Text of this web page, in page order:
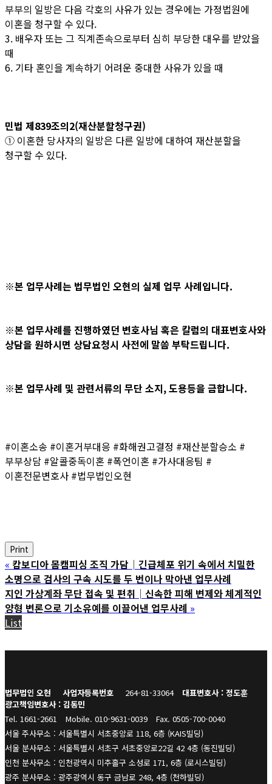
부부의 일방은 다음 각호의 사유가 있는 경우에는 가정법원에
이혼을 청구할 수 있다.
3. 배우자 또는 그 직계존속으로부터 심히 부당한 대우를 받았을
때
6. 기타 혼인을 계속하기 어려운 중대한 사유가 있을 때
민법 제839조의2(재산분할청구권)
① 이혼한 당사자의 일방은 다른 일방에 대하여 재산분할을
청구할 수 있다.
※본 업무사례는 법무법인 오현의 실제 업무 사례입니다.
※본 업무사례를 진행하였던 변호사님 혹은 칼럼의 대표변호사와
상담을 원하시면 상담요청시 사전에 말씀 부탁드립니다.
※본 업무사례 및 관련서류의 무단 소지, 도용등을 금합니다.
#이혼소송 #이혼거부대응 #화해권고결정 #재산분할승소 #
부부상담 #알콜중독이혼 #폭언이혼 #가사대응팀 #
이혼전문변호사 #법무법인오현
Print
« 캄보디아 몸캠피싱 조직 가담│긴급체포 위기 속에서 치밀한
소명으로 검사의 구속 시도를 두 번이나 막아낸 업무사례
지인 가상계좌 무단 접속 및 편취│신속한 피해 변제와 체계적인
양형 변론으로 기소유예를 이끌어낸 업무사례 »
List
법무법인 오현 사업자등록번호 264-81-33064
대표변호사 : 정도훈
광고책임변호사 : 김동민
Tel. 1661-2661
Mobile. 010-9631-0039
Fax. 0505-700-0040
서울 주사무소 : 서울특별시 서초중앙로 118, 6층 (KAIS빌딩)
서울 분사무소 : 서울특별시 서초구 서초중앙로22길 42 4층 (동진빌딩)
인천 분사무소 : 인천광역시 미추홀구 소성로 171, 6층 (로시스빌딩)
광주 분사무소 : 광주광역시 동구 금남로 248, 4층 (천하빌딩)